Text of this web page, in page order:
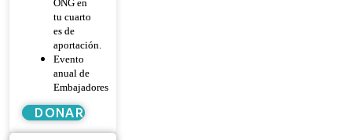
ONG en
tu cuarto
es de
aportación.
Evento
anual de
Embajadores
DONAR